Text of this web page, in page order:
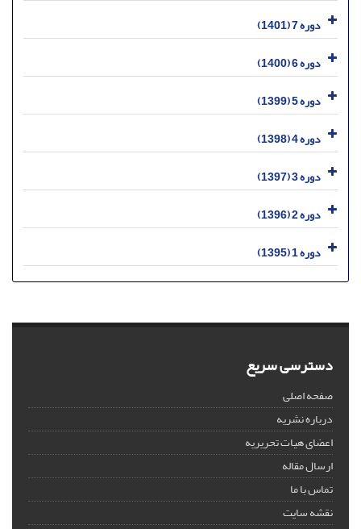
دوره 7 (1401)
دوره 6 (1400)
دوره 5 (1399)
دوره 4 (1398)
دوره 3 (1397)
دوره 2 (1396)
دوره 1 (1395)
دسترسی سریع
صفحه اصلی
درباره نشریه
اعضای هیات تحریریه
ارسال مقاله
تماس با ما
نقشه سایت